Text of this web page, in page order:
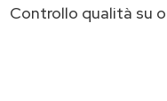
Controllo qualità su